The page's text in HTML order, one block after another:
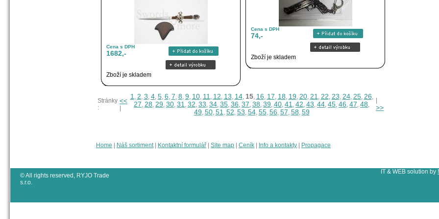
Cena s DPH
1682,-
Zboží je skladem
Cena s DPH
74,-
Zboží je skladem
Stránky
:
<<
1, 2, 3, 4, 5, 6, 7, 8, 9, 10, 11, 12, 13, 14, 15, 16, 17, 18, 19, 20, 21, 22, 23, 24, 25, 26,
27, 28, 29, 30, 31 , 32, 33, 34, 35, 36, 37, 38, 39, 40, 41 , 42, 43, 44, 45, 46, 47, 48,
49, 50, 51, 52, 53, 54, 55, 56, 57, 58, 59
>>
Home Náš sortiment| Kontaktní formulář Site map Ceník Info a kontakty Propagace
© All rights reserved, RYJO Trade
s.r.o.
IT & WEB solution by